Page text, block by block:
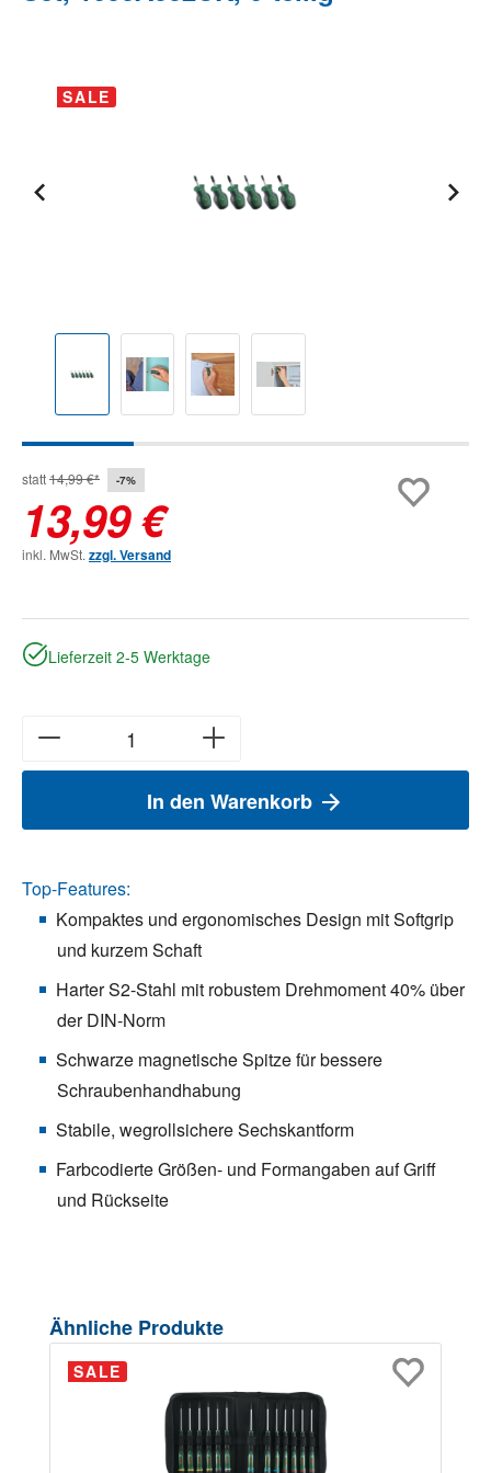
Bildergalerie überspringen
SALE
statt14,99 €* -7%
13,99 €
inkl. MwSt. zzgl. Versand
Lieferzeit 2-5 Werktage
In den Warenkorb
Top-Features:
Kompaktes und ergonomisches Design mit Softgrip
und kurzem Schaft
Harter S2-Stahl mit robustem Drehmoment 40% über
der DIN-Norm
Schwarze magnetische Spitze für bessere
Schraubenhandhabung
Stabile, wegrollsichere Sechskantform
Farbcodierte Größen- und Formangaben auf Griff
und Rückseite
Produktgalerie überspringen
Ähnliche Produkte
SALE